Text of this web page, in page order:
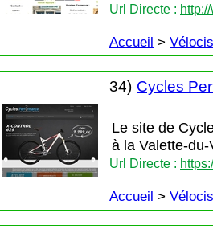
Url Directe :
Accueil >
34) Cycles
Le site de
à la Valette-du-
Url Directe :
Accueil >